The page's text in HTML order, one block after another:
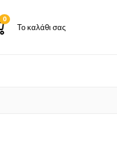
0
Το καλάθι σας